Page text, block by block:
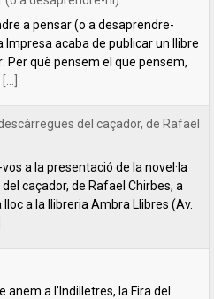
a la presentació de la novel·la
caçador, de Rafael Chirbes, a
a la llibreria Ambra Llibres (Av.
anem a l’Indilletres, la Fira del
de la Bisbal
literària que ens encanta i que,
[...]
de Florbela Espanca a la
més reeixides de la lírica